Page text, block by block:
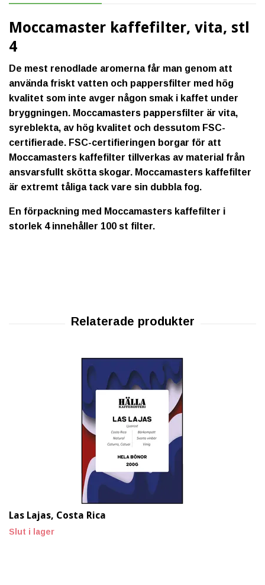
Moccamaster kaffefilter, vita, stl
4
De mest renodlade aromerna får man genom att
använda friskt vatten och pappersfilter med hög
kvalitet som inte avger någon smak i kaffet under
bryggningen. Moccamasters pappersfilter är vita,
syreblekta, av hög kvalitet och dessutom FSC-
certifierade. FSC-certifieringen borgar för att
Moccamasters kaffefilter tillverkas av material från
ansvarsfullt skötta skogar. Moccamasters kaffefilter
är extremt tåliga tack vare sin dubbla fog.
En förpackning med Moccamasters kaffefilter i
storlek 4 innehåller 100 st filter.
Las Lajas, Costa Rica
Slut i lager